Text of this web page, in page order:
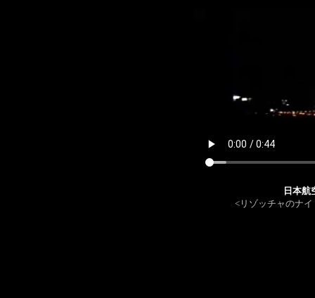
日本航
<リゾッチャのナ